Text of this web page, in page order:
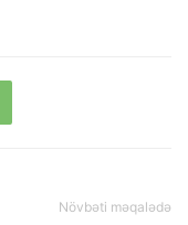
Növbəti məqalədə